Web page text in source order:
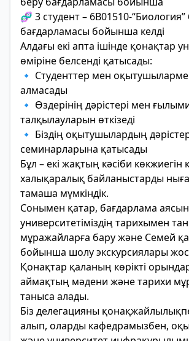
🧬 3 студент – 6В01510-“Биология”
бағдарламасы бойынша келді
Алдағы екі апта ішінде қонақтар
өміріне белсенді қатысады:
🔹 Студенттер мен
алмасады
🔹 Өздерінің дәрістері мен
талқылауларын өткізеді
🔹 Біздің оқытушылардың
семинарларына қатысады
Бұл – екі жақтың кәсіби көкжиегін
халықаралық байланыстарды
тамаша мүмкіндік.
Сонымен қатар, бағдарлама
университетіміздің тарихымен
мұражайларға бару және Семей
бойынша шолу экскурсиялары
Қонақтар қаланың көрікті
аймақтың мәдени және тарихи
таныса алады.
Біз делегацияны
алып, оларды кафедрамызбен,